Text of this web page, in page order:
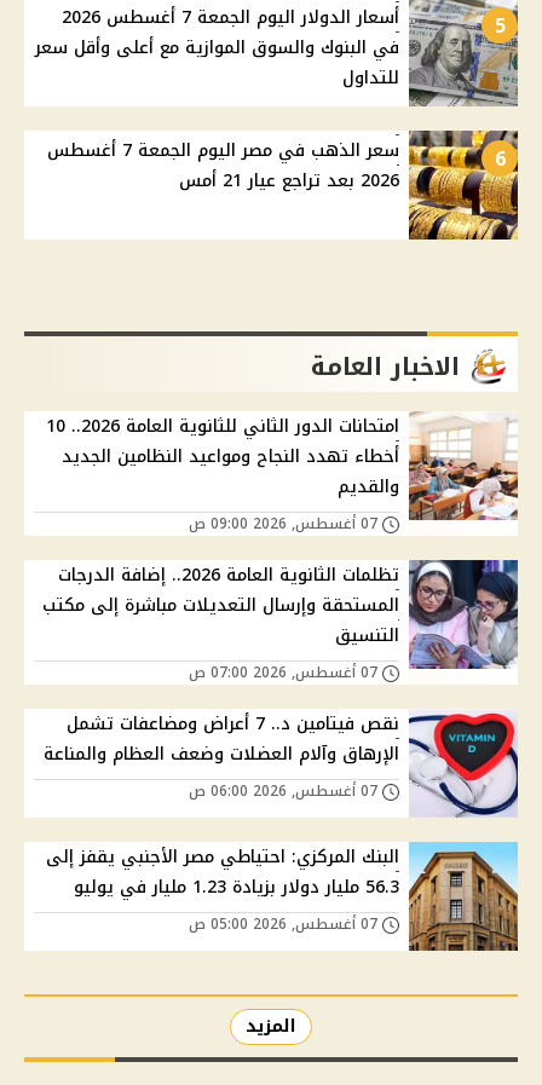
5
أسعار الدولار اليوم الجمعة 7 أغسطس 2026
في البنوك والسوق الموازية مع أعلى وأقل سعر
للتداول
6
سعر الذهب في مصر اليوم الجمعة 7 أغسطس
2026 بعد تراجع عيار 21 أمس
الاخبار العامة
امتحانات الدور الثاني للثانوية العامة 2026.. 10
أخطاء تهدد النجاح ومواعيد النظامين الجديد
والقديم
تظلمات الثانوية العامة 2026.. إضافة الدرجات
المستحقة وإرسال التعديلات مباشرة إلى مكتب
التنسيق
نقص فيتامين د.. 7 أعراض ومضاعفات تشمل
الإرهاق وآلام العضلات وضعف العظام والمناعة
البنك المركزي: احتياطي مصر الأجنبي يقفز إلى
56.3 مليار دولار بزيادة 1.23 مليار في يوليو
المزيد